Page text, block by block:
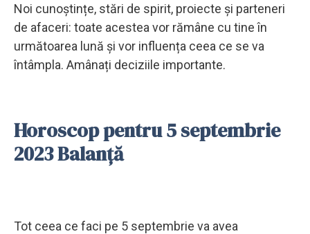
Noi cunoștințe, stări de spirit, proiecte și parteneri
de afaceri: toate acestea vor rămâne cu tine în
următoarea lună și vor influența ceea ce se va
întâmpla. Amânați deciziile importante.
Horoscop pentru 5 septembrie
2023 Balanță
Tot ceea ce faci pe 5 septembrie va avea